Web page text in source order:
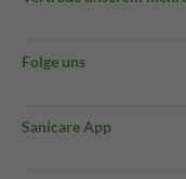
Folge uns
Sanicare App